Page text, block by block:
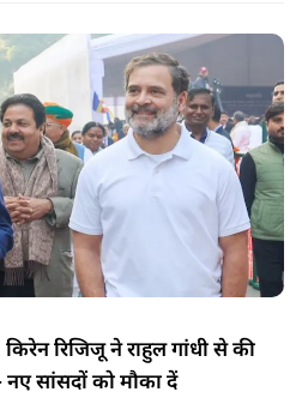
रिजिजू ने राहुल गांधी से की
नए सांसदों को मौका दें